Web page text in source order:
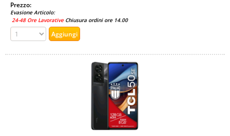
Prezzo:
Evasione Articolo:
24-48 Ore Lavorative Chiusura ordini ore 14.00